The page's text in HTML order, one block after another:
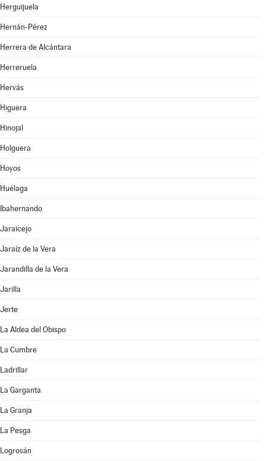
Herguijuela
Hernán-Pérez
Herrera de Alcántara
Herreruela
Hervás
Higuera
Hinojal
Holguera
Hoyos
Huélaga
Ibahernando
Jaraicejo
Jaraíz de la Vera
Jarandilla de la Vera
Jarilla
Jerte
La Aldea del Obispo
La Cumbre
Ladrillar
La Garganta
La Granja
La Pesga
Logrosán